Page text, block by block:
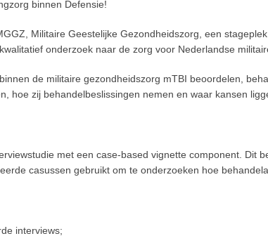
binnen Defensie!
Militaire Geestelijke Gezondheidszorg, een
onderzoek naar de zorg voor Nederlandse
de militaire gezondheidszorg mTBI beoordelen,
hoe zij behandelbeslissingen nemen en waar kansen
met een case-based vignette component. Dit
casussen gebruikt om te onderzoeken hoe
interviews;